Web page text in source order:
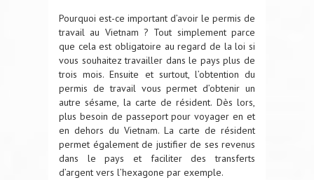
Pourquoi est-ce important d’avoir le permis de
travail au Vietnam ? Tout simplement parce
que cela est obligatoire au regard de la loi si
vous souhaitez travailler dans le pays plus de
trois mois. Ensuite et surtout, l’obtention du
permis de travail vous permet d’obtenir un
autre sésame, la carte de résident. Dès lors,
plus besoin de passeport pour voyager en et
en dehors du Vietnam. La carte de résident
permet également de justifier de ses revenus
dans le pays et faciliter des transferts
d’argent vers l’hexagone par exemple.